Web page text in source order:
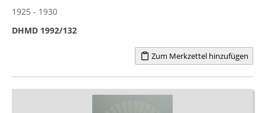
1925 - 1930
DHMD 1992/132
Zum Merkzettel hinzufügen